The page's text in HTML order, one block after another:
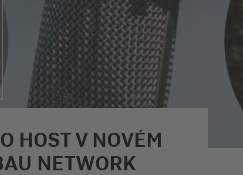
HOST V NOVÉM
NETWORK